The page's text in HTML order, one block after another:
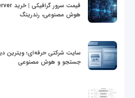
هوش مصنوعی، رندرینگ
سایت شرکتی حرفه‌ای؛ ویترین
جستجو و هوش مصنوعی